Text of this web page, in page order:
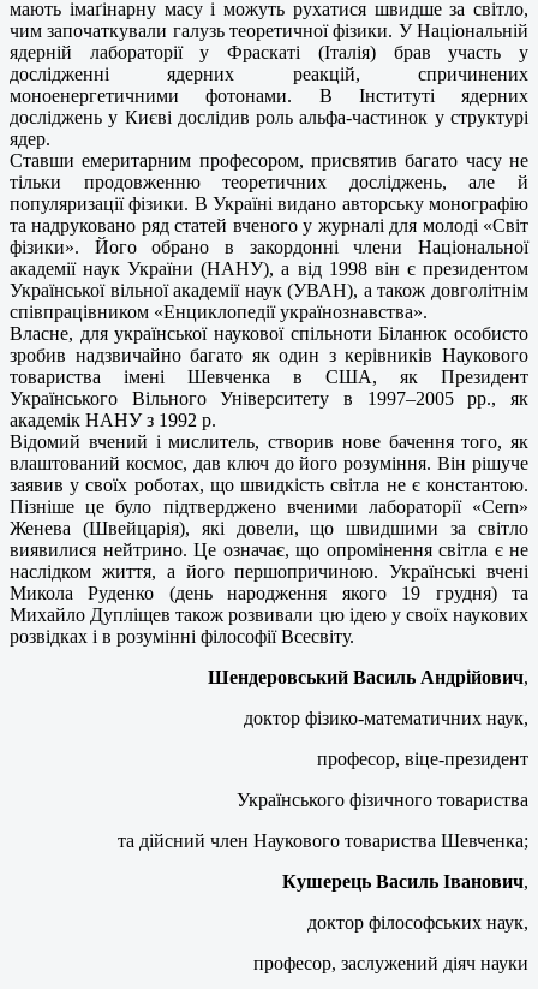
мають імаґінарну масу і можуть рухатися швидше за світло,
чим започаткували галузь теоретичної фізики. У Національній
ядерній лабораторії у Фраскаті (Італія) брав участь у
дослідженні ядерних реакцій, спричинених
моноенергетичними фотонами. В Інституті ядерних
досліджень у Києві дослідив роль альфа-частинок у структурі
ядер.
Ставши емеритарним професором, присвятив багато часу не
тільки продовженню теоретичних досліджень, але й
популяризації фізики. В Україні видано авторську монографію
та надруковано ряд статей вченого у журналі для молоді «Світ
фізики». Його обрано в закордонні члени Національної
академії наук України (НАНУ), а від 1998 він є президентом
Української вільної академії наук (УВАН), а також довголітнім
співпрацівником «Енциклопедії українознавства».
Власне, для української наукової спільноти Біланюк особисто
зробив надзвичайно багато як один з керівників Наукового
товариства імені Шевченка в США, як Президент
Українського Вільного Університету в 1997–2005 рр., як
академік НАНУ з 1992 р.
Відомий вчений і мислитель, створив нове бачення того, як
влаштований космос, дав ключ до його розуміння. Він рішуче
заявив у своїх роботах, що швидкість світла не є константою.
Пізніше це було підтверджено вченими лабораторії «Сern»
Женева (Швейцарія), які довели, що швидшими за світло
виявилися нейтрино. Це означає, що опромінення світла є не
наслідком життя, а його першопричиною. Українські вчені
Микола Руденко (день народження якого 19 грудня) та
Михайло Дупліщев також розвивали цю ідею у своїх наукових
розвідках і в розумінні філософії Всесвіту.
Шендеровський Василь Андрійович,
доктор фізико-математичних наук,
професор, віце-президент
Українського фізичного товариства
та дійсний член Наукового товариства Шевченка;
Кушерець Василь Іванович,
доктор філософських наук,
професор, заслужений діяч науки